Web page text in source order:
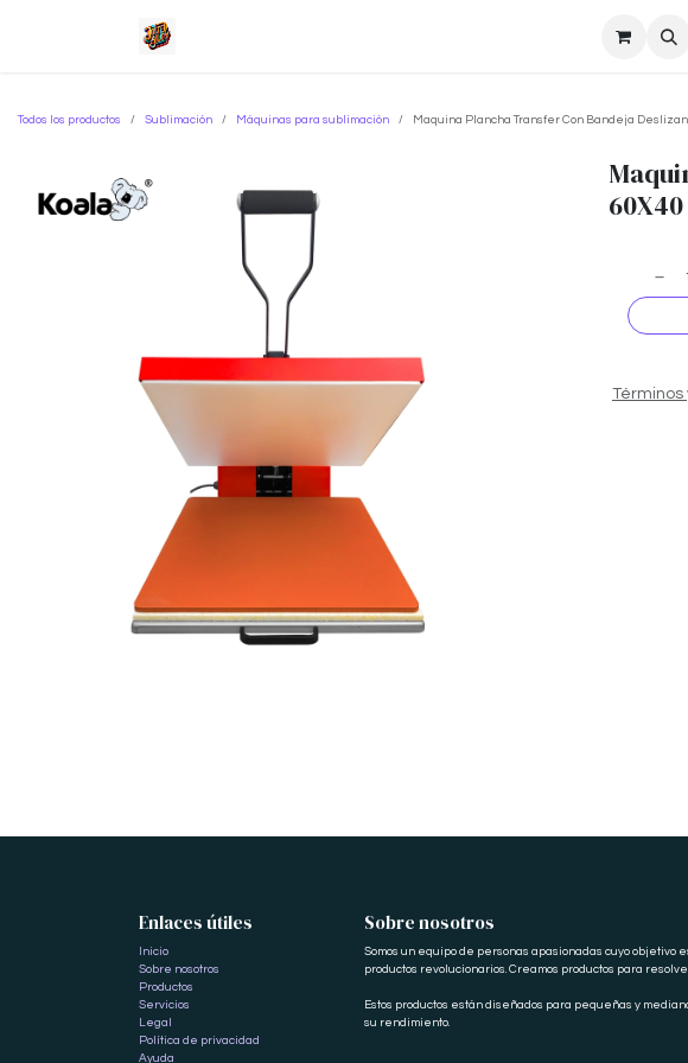
Todos los productos Sublimación Máquinas para sublimación Maquina Plancha Transfer Con Bandeja
Términos
Enlaces útiles
Inicio
Sobre nosotros
Productos
Servicios
Legal
Política de privacidad
Ayuda
Sobre nosotros
Somos un equipo de personas apasionadas cuyo objetivo
productos revolucionarios. Creamos productos para
Estos productos están diseñados para pequeñas y
su rendimiento.